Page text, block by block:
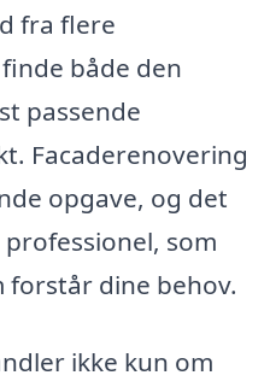
fra flere
både den
passende
Facaderenovering
opgave, og det
som
forstår dine behov.
ikke kun om